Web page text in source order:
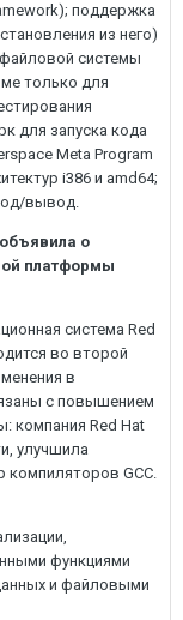
поддержка
из него)
системы
только для
для запуска кода
Meta Program
i386 и amd64;
вывод.
о
платформы
система Red
во второй
в
с повышением
компания Red Hat
улучшила
компиляторов GCC.
функциями
и файловыми